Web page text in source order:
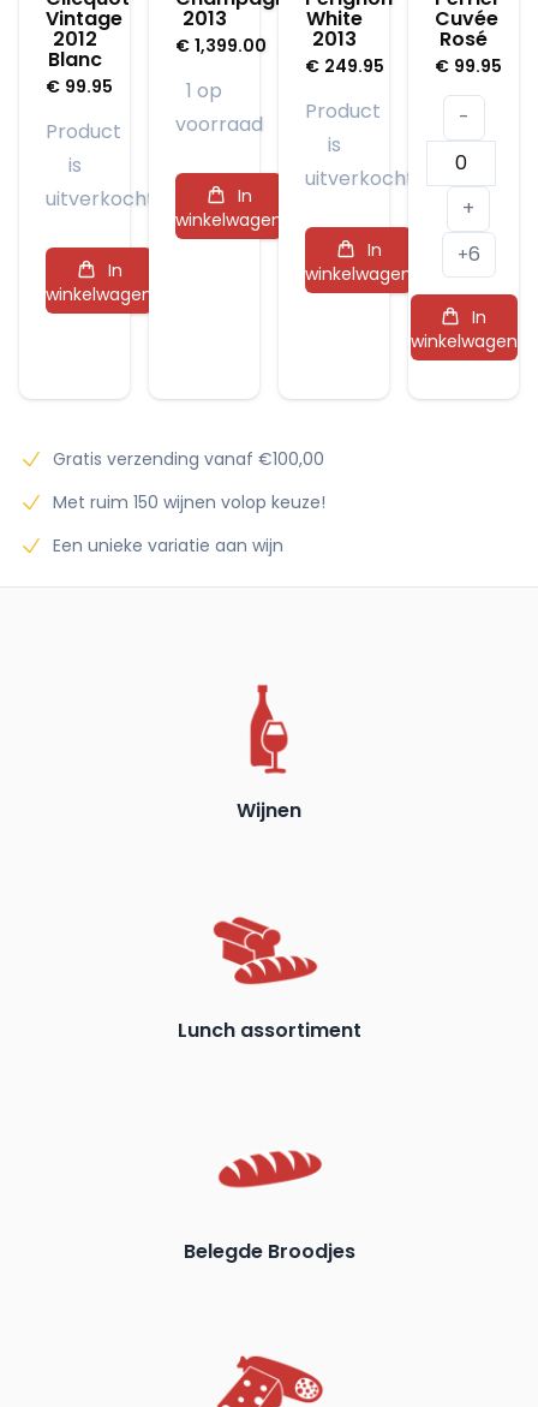
Vintage
2012
Blanc
€ 99.95
Product
is
uitverkocht
In
winkelwagen
2013
€ 1,399.00
1 op
voorraad
In
winkelwagen
White
2013
€ 249.95
Product
is
uitverkocht
In
winkelwagen
Cuvée
Rosé
€ 99.95
-
Laurent-
Perrier
Cuvée
Rosé
aantal
+
+6
In
winkelwagen
Gratis verzending vanaf €100,00
Met ruim 150 wijnen volop keuze!
Een unieke variatie aan wijn
Wijnen
Lunch assortiment
Belegde Broodjes